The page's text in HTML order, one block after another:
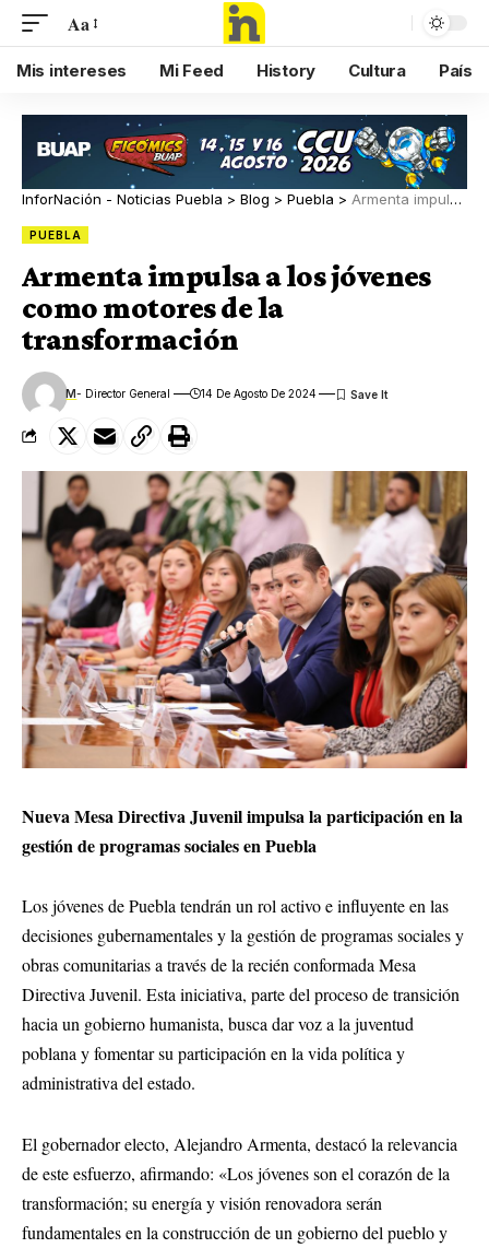
Aa
Mis intereses Mi Feed History Cultura País
InforNación - Noticias Puebla > Blog > Puebla > Armenta impulsa a los jóvenes como motores de la transformación
PUEBLA
Armenta impulsa a los jóvenes
como motores de la
transformación
M- Director General 14 De Agosto De 2024
Nueva Mesa Directiva Juvenil impulsa la participación en la
gestión de programas sociales en Puebla
Los jóvenes de Puebla tendrán un rol activo e influyente en las
decisiones gubernamentales y la gestión de programas sociales y
obras comunitarias a través de la recién conformada Mesa
Directiva Juvenil. Esta iniciativa, parte del proceso de transición
hacia un gobierno humanista, busca dar voz a la juventud
poblana y fomentar su participación en la vida política y
administrativa del estado.
El gobernador electo, Alejandro Armenta, destacó la relevancia
de este esfuerzo, afirmando: «Los jóvenes son el corazón de la
transformación; su energía y visión renovadora serán
fundamentales en la construcción de un gobierno del pueblo y